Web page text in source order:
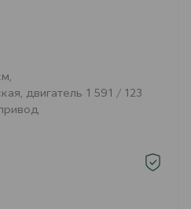
двигатель 1 591 / 123